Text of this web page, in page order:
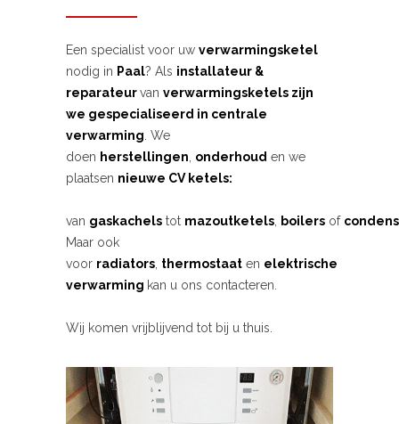
Een specialist voor uw verwarmingsketel
nodig in Paal? Als installateur &
reparateurvan verwarmingsketels zijn
we gespecialiseerd in centrale
verwarming . We
doen herstellingen onderhoud en we
plaatsen nieuwe CV ketels:
van gaskachels tot mazoutketels boilers of
Maar ook
voor radiators thermostaat en elektrische
verwarming kan u ons contacteren.
Wij komen vrijblijvend tot bij u thuis.